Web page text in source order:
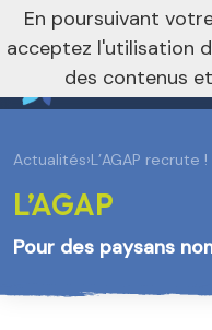
Actualités›L’AGAP recrute !
L’AGAP
Pour des paysans
En poursuivant
acceptez l'utilisation
des contenus